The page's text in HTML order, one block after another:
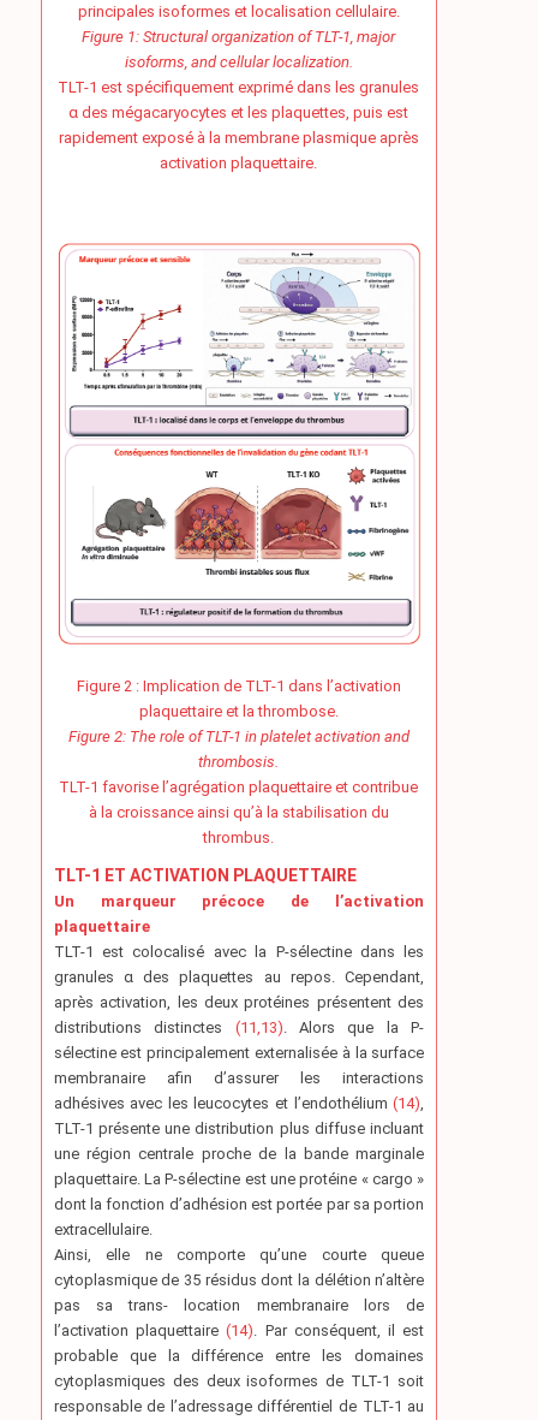
principales isoformes et localisation cellulaire.
Figure 1: Structural organization of TLT-1, major
isoforms, and cellular localization.
TLT-1 est spécifiquement exprimé dans les granules
α des mégacaryocytes et les plaquettes, puis est
rapidement exposé à la membrane plasmique après
activation plaquettaire.
Figure 2 : Implication de TLT-1 dans l’activation
plaquettaire et la thrombose.
Figure 2: The role of TLT-1 in platelet activation and
thrombosis.
TLT-1 favorise l’agrégation plaquettaire et contribue
à la croissance ainsi qu’à la stabilisation du
thrombus.
TLT-1 ET ACTIVATION PLAQUETTAIRE
Un marqueur précoce de l’activation
plaquettaire
TLT-1 est colocalisé avec la P-sélectine dans les
granules α des plaquettes au repos. Cependant,
après activation, les deux protéines présentent des
distributions distinctes (11,13) . Alors que la P-
sélectine est principalement externalisée à la surface
membranaire afin d’assurer les interactions
adhésives avec les leucocytes et l’endothélium(14)
TLT-1 présente une distribution plus diffuse incluant
une région centrale proche de la bande marginale
plaquettaire. La P-sélectine est une protéine « cargo »
dont la fonction d’adhésion est portée par sa portion
extracellulaire.
Ainsi, elle ne comporte qu’une courte queue
cytoplasmique de 35 résidus dont la délétion n’altère
pas sa trans- location membranaire lors de
l’activation plaquettaire(14) . Par conséquent, il est
probable que la différence entre les domaines
cytoplasmiques des deux isoformes de TLT-1 soit
responsable de l’adressage différentiel de TLT-1 au